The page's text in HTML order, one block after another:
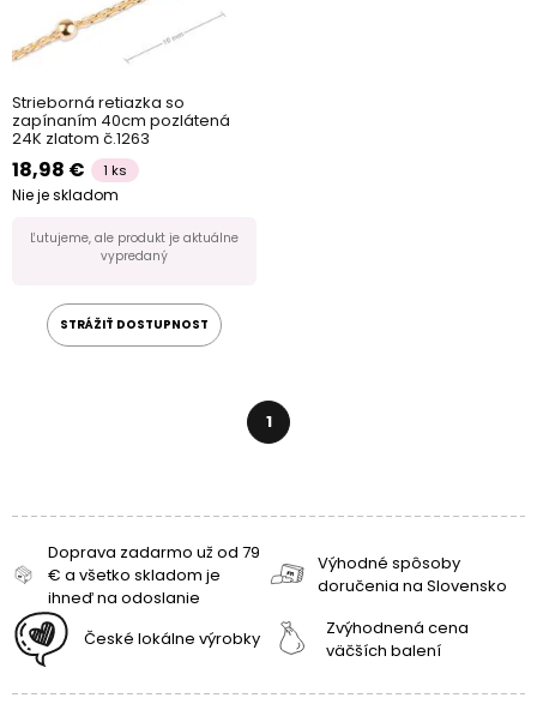
Strieborná retiazka so
zapínaním 40cm pozlátená
24K zlatom č.1263
18,98 € 1 ks
Nie je skladom
Ľutujeme, ale produkt je aktuálne
vypredaný
STRÁŽIŤ DOSTUPNOST
1
Doprava zadarmo už od 79
€ a všetko skladom je
ihneď na odoslanie
Výhodné spôsoby
doručenia na Slovensko
České lokálne výrobky
Zvýhodnená cena
väčších balení